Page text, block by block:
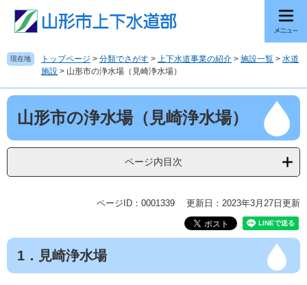
の
先
ー
を
本
文
現在地 トップページ > 分類でさがす > 上下水道事業の紹介 > 施設一覧 > 水道
施設 > 山形市の浄水場（見崎浄水場）
本
山形市の浄水場（見崎浄水場）
ページ内目次
ページID：0001339 更新日：2023年3月27日更新
1．見崎浄水場